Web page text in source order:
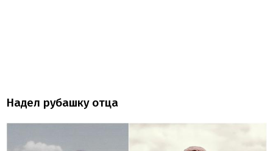
Надел рубашку отца